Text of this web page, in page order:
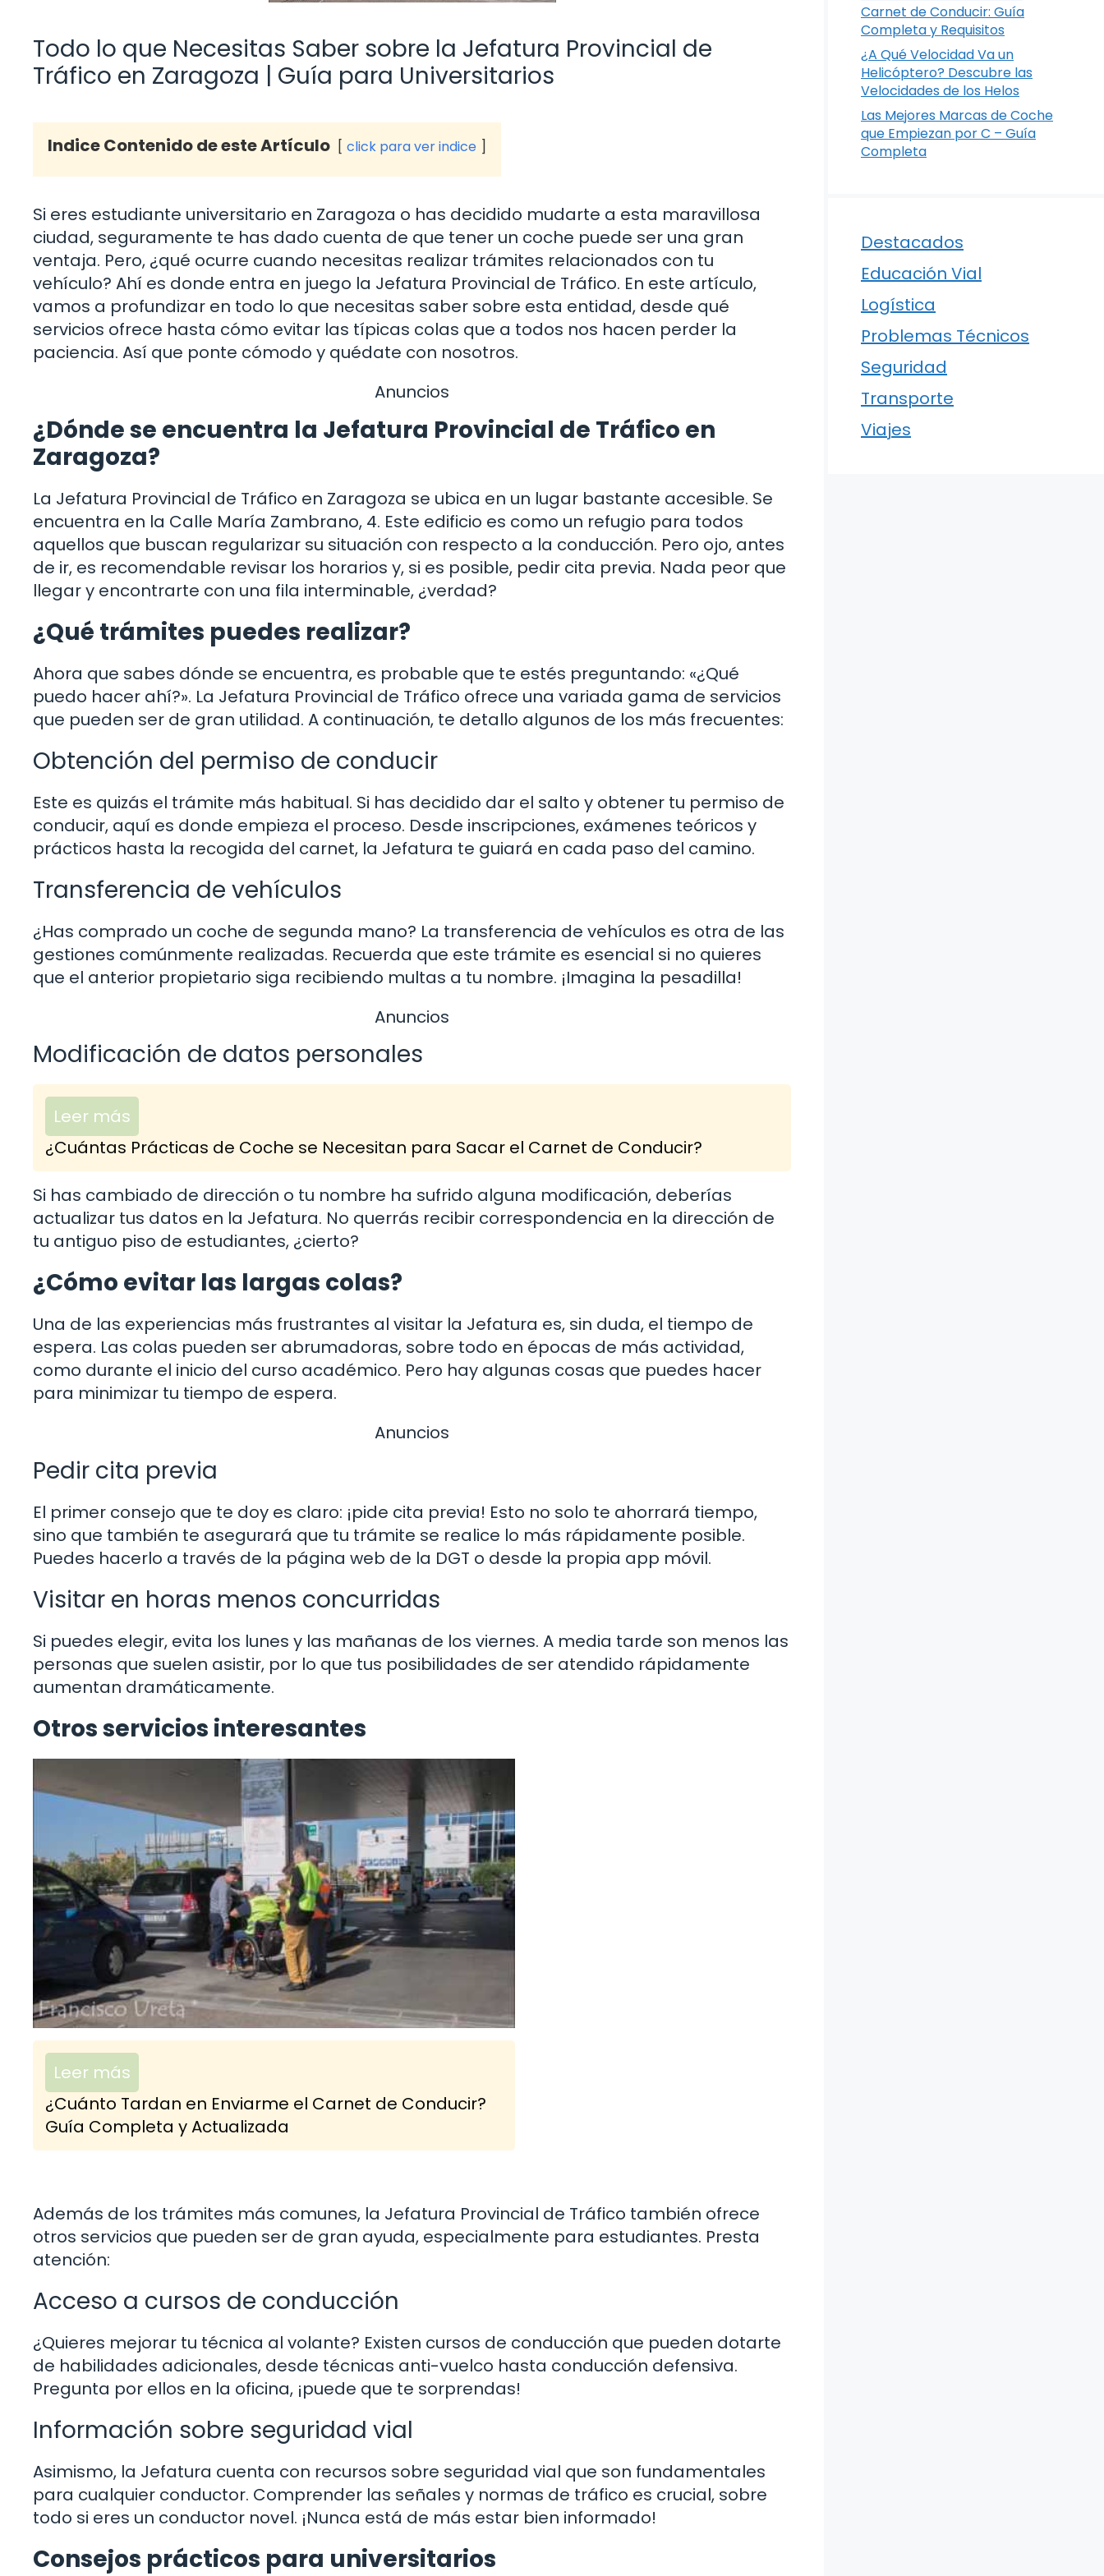
Todo lo que Necesitas Saber sobre la Jefatura Provincial de
Tráfico en Zaragoza | Guía para Universitarios
Indice Contenido de este Artículo click para ver indice
Si eres estudiante universitario en Zaragoza o has decidido mudarte a esta maravillosa
ciudad, seguramente te has dado cuenta de que tener un coche puede ser una gran
ventaja. Pero, ¿qué ocurre cuando necesitas realizar trámites relacionados con tu
vehículo? Ahí es donde entra en juego la Jefatura Provincial de Tráfico. En este artículo,
vamos a profundizar en todo lo que necesitas saber sobre esta entidad, desde qué
servicios ofrece hasta cómo evitar las típicas colas que a todos nos hacen perder la
paciencia. Así que ponte cómodo y quédate con nosotros.
Anuncios
¿Dónde se encuentra la Jefatura Provincial de Tráfico en
Zaragoza?
La Jefatura Provincial de Tráfico en Zaragoza se ubica en un lugar bastante accesible. Se
encuentra en la Calle María Zambrano, 4. Este edificio es como un refugio para todos
aquellos que buscan regularizar su situación con respecto a la conducción. Pero ojo, antes
de ir, es recomendable revisar los horarios y, si es posible, pedir cita previa. Nada peor que
llegar y encontrarte con una fila interminable, ¿verdad?
¿Qué trámites puedes realizar?
Ahora que sabes dónde se encuentra, es probable que te estés preguntando: «¿Qué
puedo hacer ahí?». La Jefatura Provincial de Tráfico ofrece una variada gama de servicios
que pueden ser de gran utilidad. A continuación, te detallo algunos de los más frecuentes:
Obtención del permiso de conducir
Este es quizás el trámite más habitual. Si has decidido dar el salto y obtener tu permiso de
conducir, aquí es donde empieza el proceso. Desde inscripciones, exámenes teóricos y
prácticos hasta la recogida del carnet, la Jefatura te guiará en cada paso del camino.
Transferencia de vehículos
¿Has comprado un coche de segunda mano? La transferencia de vehículos es otra de las
gestiones comúnmente realizadas. Recuerda que este trámite es esencial si no quieres
que el anterior propietario siga recibiendo multas a tu nombre. ¡Imagina la pesadilla!
Anuncios
Modificación de datos personales
Leer más
¿Cuántas Prácticas de Coche se Necesitan para Sacar el Carnet de Conducir?
Si has cambiado de dirección o tu nombre ha sufrido alguna modificación, deberías
actualizar tus datos en la Jefatura. No querrás recibir correspondencia en la dirección de
tu antiguo piso de estudiantes, ¿cierto?
¿Cómo evitar las largas colas?
Una de las experiencias más frustrantes al visitar la Jefatura es, sin duda, el tiempo de
espera. Las colas pueden ser abrumadoras, sobre todo en épocas de más actividad,
como durante el inicio del curso académico. Pero hay algunas cosas que puedes hacer
para minimizar tu tiempo de espera.
Anuncios
Pedir cita previa
El primer consejo que te doy es claro: ¡pide cita previa! Esto no solo te ahorrará tiempo,
sino que también te asegurará que tu trámite se realice lo más rápidamente posible.
Puedes hacerlo a través de la página web de la DGT o desde la propia app móvil.
Visitar en horas menos concurridas
Si puedes elegir, evita los lunes y las mañanas de los viernes. A media tarde son menos las
personas que suelen asistir, por lo que tus posibilidades de ser atendido rápidamente
aumentan dramáticamente.
Otros servicios interesantes
Leer más
¿Cuánto Tardan en Enviarme el Carnet de Conducir?
Guía Completa y Actualizada
Además de los trámites más comunes, la Jefatura Provincial de Tráfico también ofrece
otros servicios que pueden ser de gran ayuda, especialmente para estudiantes. Presta
atención:
Acceso a cursos de conducción
¿Quieres mejorar tu técnica al volante? Existen cursos de conducción que pueden dotarte
de habilidades adicionales, desde técnicas anti-vuelco hasta conducción defensiva.
Pregunta por ellos en la oficina, ¡puede que te sorprendas!
Información sobre seguridad vial
Asimismo, la Jefatura cuenta con recursos sobre seguridad vial que son fundamentales
para cualquier conductor. Comprender las señales y normas de tráfico es crucial, sobre
todo si eres un conductor novel. ¡Nunca está de más estar bien informado!
Consejos prácticos para universitarios
Carnet de Conducir: Guía
Completa y Requisitos
¿A Qué Velocidad Va un
Helicóptero? Descubre las
Velocidades de los Helos
Las Mejores Marcas de Coche
que Empiezan por C – Guía
Completa
Destacados
Educación Vial
Logística
Problemas Técnicos
Seguridad
Transporte
Viajes